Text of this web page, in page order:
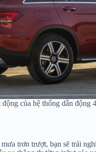
của hệ thống dẫn động
trơn trượt, bạn sẽ trải